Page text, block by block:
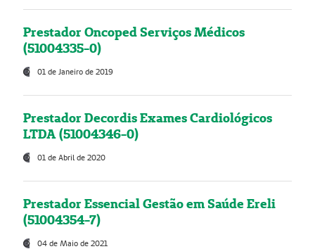
Prestador Oncoped Serviços Médicos
(51004335-0)
01 de Janeiro de 2019
Prestador Decordis Exames Cardiológicos
LTDA (51004346-0)
01 de Abril de 2020
Prestador Essencial Gestão em Saúde Ereli
(51004354-7)
04 de Maio de 2021